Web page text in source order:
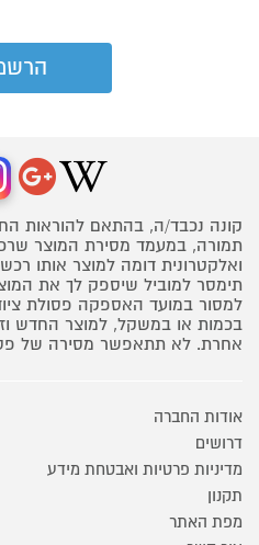
קונה נכבד/ה, בהתאם להוראות
תמורה, במעמד מסירת המוצר
ואלקטרונית דומה למוצר אותו
תימסר למוביל שיספק לך את
למסור במועד האספקה פסולת
בכמות או במשקל, למוצר החדש
אחרת. לא תתאפשר מסירה של
אודות החברה
דרושים
מדיניות פרטיות ואבטחת מידע
תקנון
מפת האתר